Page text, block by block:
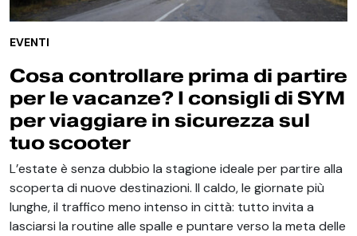
EVENTI
Cosa controllare prima di partire
per le vacanze? I consigli di SYM
per viaggiare in sicurezza sul
tuo scooter
L’estate è senza dubbio la stagione ideale per partire alla
scoperta di nuove destinazioni. Il caldo, le giornate più
lunghe, il traffico meno intenso in città: tutto invita a
lasciarsi la routine alle spalle e puntare verso la meta delle